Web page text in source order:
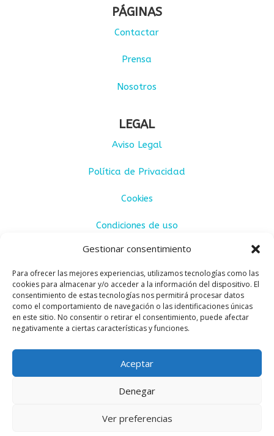
Gestionar consentimiento
Para ofrecer las mejores experiencias, utilizamos tecnologías como las
cookies para almacenar y/o acceder a la información del dispositivo. El
consentimiento de estas tecnologías nos permitirá procesar datos
como el comportamiento de navegación o las identificaciones únicas
en este sitio. No consentir o retirar el consentimiento, puede afectar
negativamente a ciertas características y funciones.
Aceptar
Denegar
Ver preferencias
PÁGINAS
Contactar
Prensa
Nosotros
LEGAL
Aviso Legal
Política de Privacidad
Cookies
Condiciones de uso
Condiciones de venta